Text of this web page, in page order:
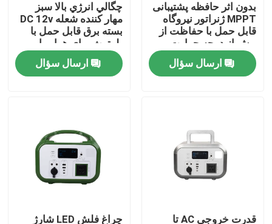
صفحه اصلی
درباره ما
بدون اثر حافظه پشتیبانی
MPPT ژنراتور نیروگاه
قابل حمل با حفاظت از
بیش از درجه حرارت
برای کمک به فاجعه
ارسال سؤال
چگالي انرژي بالا سبز
مهار کننده شعله DC 12v
بسته برق قابل حمل با
بلوتوث برای هواپیما
بدون سرنشین
ارسال سؤال
قدرت خروجی AC تا
چراغ فلش LED شارژ